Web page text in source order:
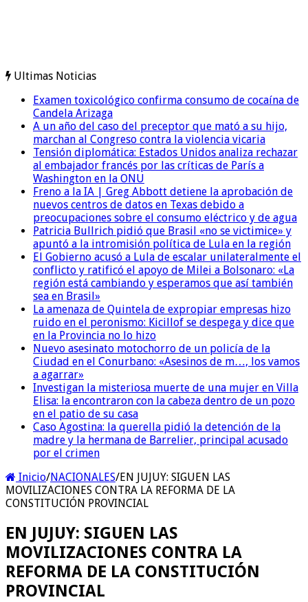
Ultimas Noticias
Examen toxicológico confirma consumo de cocaína de
Candela Arizaga
A un año del caso del preceptor que mató a su hijo,
marchan al Congreso contra la violencia vicaria
Tensión diplomática: Estados Unidos analiza rechazar
al embajador francés por las críticas de París a
Washington en la ONU
Freno a la IA | Greg Abbott detiene la aprobación de
nuevos centros de datos en Texas debido a
preocupaciones sobre el consumo eléctrico y de agua
Patricia Bullrich pidió que Brasil «no se victimice» y
apuntó a la intromisión política de Lula en la región
El Gobierno acusó a Lula de escalar unilateralmente el
conflicto y ratificó el apoyo de Milei a Bolsonaro: «La
región está cambiando y esperamos que así también
sea en Brasil»
La amenaza de Quintela de expropiar empresas hizo
ruido en el peronismo: Kicillof se despega y dice que
en la Provincia no lo hizo
Nuevo asesinato motochorro de un policía de la
Ciudad en el Conurbano: «Asesinos de m…, los vamos
a agarrar»
Investigan la misteriosa muerte de una mujer en Villa
Elisa: la encontraron con la cabeza dentro de un pozo
en el patio de su casa
Caso Agostina: la querella pidió la detención de la
madre y la hermana de Barrelier, principal acusado
por el crimen
Inicio/NACIONALES/EN JUJUY: SIGUEN LAS
MOVILIZACIONES CONTRA LA REFORMA DE LA
CONSTITUCIÓN PROVINCIAL
EN JUJUY: SIGUEN LAS
MOVILIZACIONES CONTRA LA
REFORMA DE LA CONSTITUCIÓN
PROVINCIAL